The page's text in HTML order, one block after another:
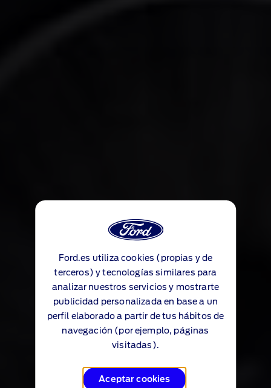
Ford.es utiliza cookies (propias y de
terceros) y tecnologías similares para
analizar nuestros servicios y mostrarte
publicidad personalizada en base a un
perfil elaborado a partir de tus hábitos de
navegación (por ejemplo, páginas
visitadas).
Aceptar cookies